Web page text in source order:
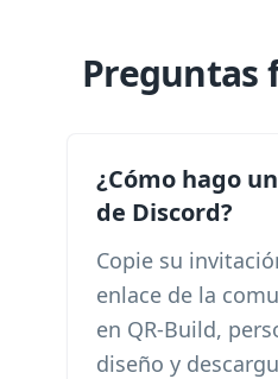
Preguntas
¿Cómo hago
de Discord?
Copie su
enlace de la
en QR-Build,
diseño y